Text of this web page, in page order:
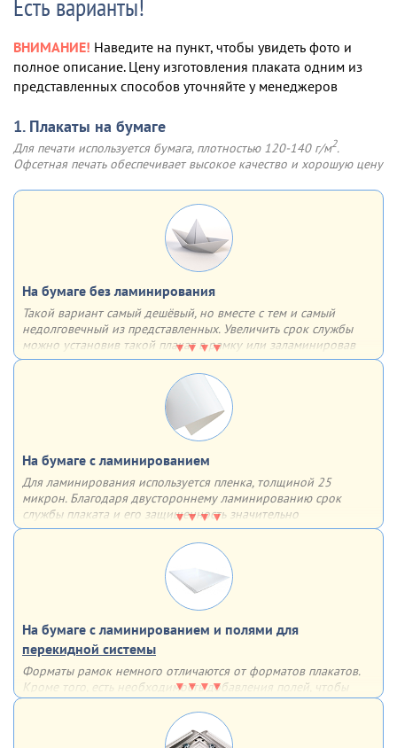
Есть варианты!
ВНИМАНИЕ! Наведите на пункт, чтобы увидеть фото и
полное описание. Цену изготовления плаката одним из
представленных способов уточняйте у менеджеров
1. Плакаты на бумаге
Для печати используется бумага, плотностью 120-140 г/м2.
Офсетная печать обеспечивает высокое качество и хорошую цену
На бумаге без ламинирования
Такой вариант самый дешёвый, но вместе с тем и самый
недолговечный из представленных. Увеличить срок службы
можно установив такой плакат в рамку или заламинировав
поверхность. В таком случае он может прослужить гораздо
На бумаге с ламинированием
Для ламинирования используется пленка, толщиной 25
микрон. Благодаря двустороннему ламинированию срок
службы плаката и его защищенность значительно
увеличиваются – плакат влагоустойчив, защищен от
механических повреждений и не выцветает
На бумаге с ламинированием и полями для
перекидной системы
Форматы рамок немного отличаются от форматов плакатов.
Кроме того, есть необходимость добавления полей, чтобы
рамка не закрывала часть информации. По этим причинам мы
дорабатываем макет для использования в перекидных